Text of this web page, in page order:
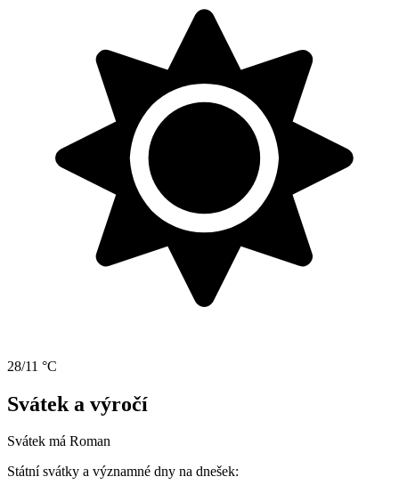
28/11 °C
Svátek a výročí
Svátek má Roman
Státní svátky a významné dny na dnešek: